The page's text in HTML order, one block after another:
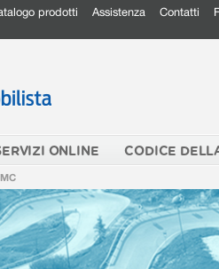
prodotti Assistenza Contatti
ONLINE CODICE